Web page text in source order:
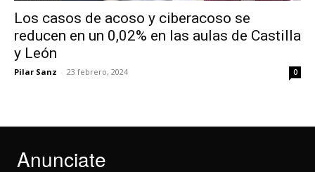
Los casos de acoso y ciberacoso se
reducen en un 0,02% en las aulas de Castilla
y León
Pilar Sanz - 23 febrero, 2024 0
Anunciate